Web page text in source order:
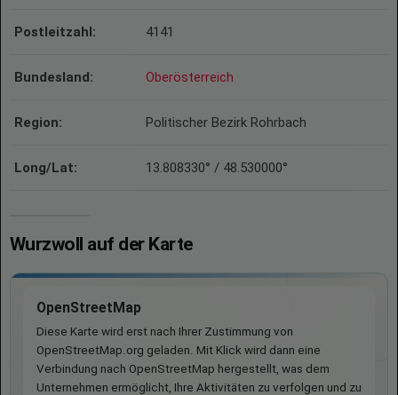
Postleitzahl: 4141
Bundesland: Oberösterreich
Region: Politischer Bezirk Rohrbach
Long/Lat: 13.808330° / 48.530000°
Wurzwoll auf der Karte
OpenStreetMap
Diese Karte wird erst nach Ihrer Zustimmung von
OpenStreetMap.org geladen. Mit Klick wird dann eine
Verbindung nach OpenStreetMap hergestellt, was dem
Unternehmen ermöglicht, Ihre Aktivitäten zu verfolgen und zu